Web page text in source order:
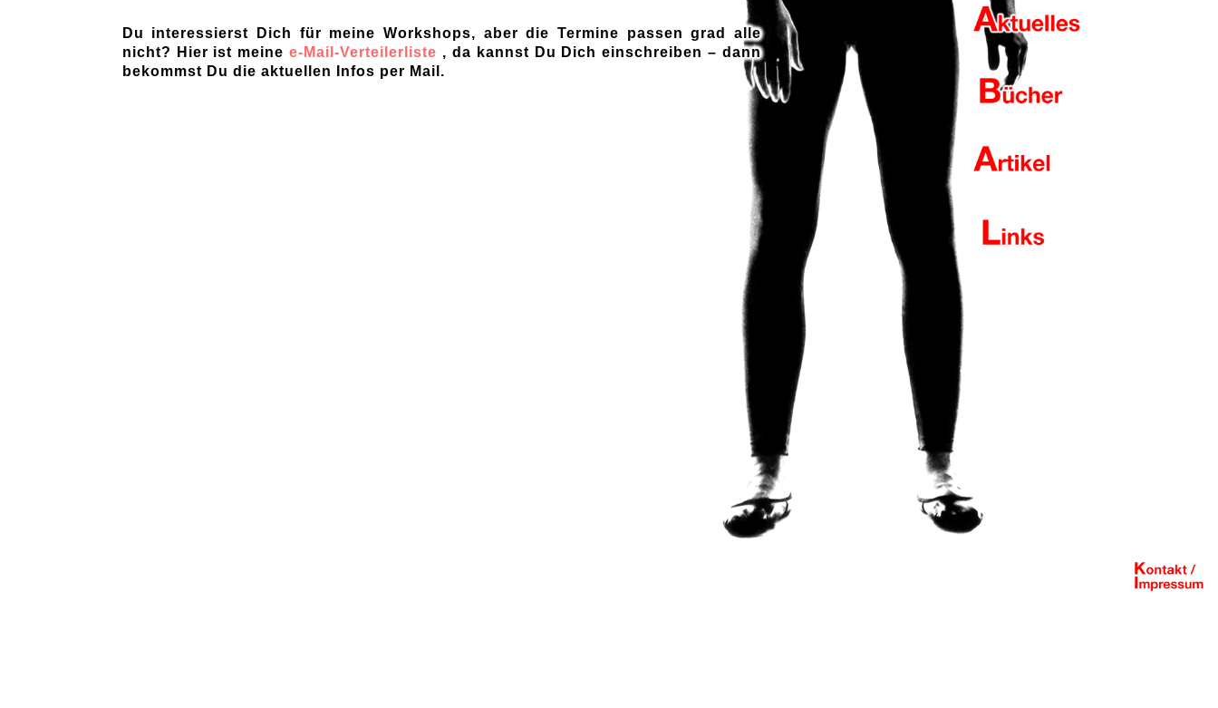
Du interessierst Dich für meine Workshops, aber die Termine passen grad alle
nicht? Hier ist meinee-Mail-Verteilerliste , da kannst Du Dich einschreiben – dann
bekommst Du die aktuellen Infos per Mail.